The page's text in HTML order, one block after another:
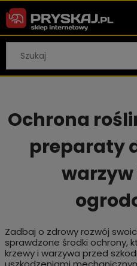
Ochrona
preparaty
Zadbaj o zdrowy rozwój
sprawdzone środki ochrony,
krzewy i warzywa przed